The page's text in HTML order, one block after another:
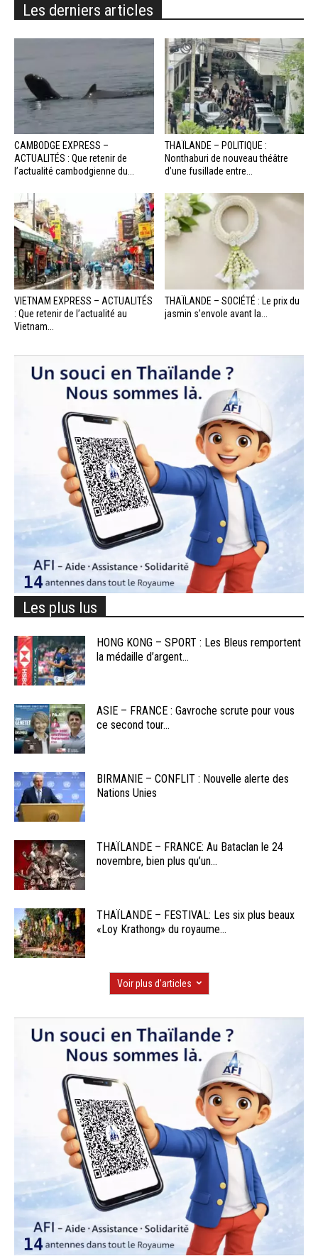
Les derniers articles
CAMBODGE EXPRESS –
ACTUALITÉS : Que retenir de
l’actualité cambodgienne du...
THAÏLANDE – POLITIQUE :
Nonthaburi de nouveau théâtre
d’une fusillade entre...
VIETNAM EXPRESS – ACTUALITÉS
: Que retenir de l’actualité au
Vietnam...
THAÏLANDE – SOCIÉTÉ : Le prix du
jasmin s’envole avant la...
Les plus lus
HONG KONG – SPORT : Les Bleus remportent
la médaille d’argent...
ASIE – FRANCE : Gavroche scrute pour vous
ce second tour...
BIRMANIE – CONFLIT : Nouvelle alerte des
Nations Unies
THAÏLANDE – FRANCE: Au Bataclan le 24
novembre, bien plus qu’un...
THAÏLANDE – FESTIVAL: Les six plus beaux
«Loy Krathong» du royaume...
Voir plus d'articles